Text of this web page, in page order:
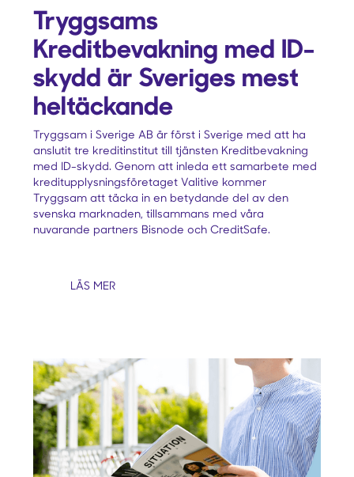
Tryggsams
Kreditbevakning med ID-
skydd är Sveriges mest
heltäckande
Tryggsam i Sverige AB är först i Sverige med att ha
anslutit tre kreditinstitut till tjänsten Kreditbevakning
med ID-skydd. Genom att inleda ett samarbete med
kreditupplysningsföretaget Valitive kommer
Tryggsam att täcka in en betydande del av den
svenska marknaden, tillsammans med våra
nuvarande partners Bisnode och CreditSafe.
LÄS MER